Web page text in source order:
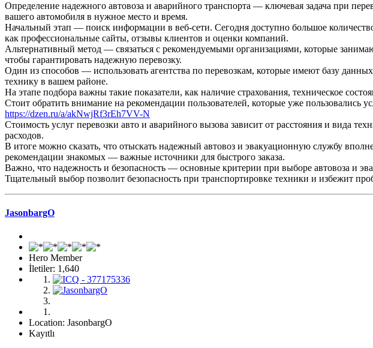
Определение надежного автовоза и аварийного транспорта — ключевая задача при
вашего автомобиля в нужное место и время.
Начальный этап — поиск информации в веб-сети. Сегодня доступно большое
как профессиональные сайты, отзывы клиентов и оценки компаний.
Альтернативный метод — связаться с рекомендуемыми организациями, которые
чтобы гарантировать надежную перевозку.
Один из способов — использовать агентства по перевозкам, которые имеют базу
технику в вашем районе.
На этапе подбора важны такие показатели, как наличие страхования, техническое
Стоит обратить внимание на рекомендации пользователей, которые уже
https://dzen.ru/a/akNwjRf3rEh7VV-N
Стоимость услуг перевозки авто и аварийного вызова зависит от расстояния и вида
расходов.
В итоге можно сказать, что отыскать надежный автовоз и эвакуационную службу
рекомендации знакомых — важные источники для быстрого заказа.
Важно, что надежность и безопасность — основные критерии при выборе автовоза и
Тщательный выбор позволит безопасность при транспортировке техники и избежит
JasonbargO
Hero Member
İletiler: 1,640
Location: JasonbargO
Kayıtlı